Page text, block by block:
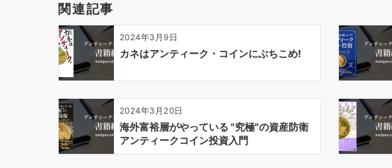
シ
ョ
ン
関連記事
2024年3月9日
カネはアンティーク・コインにぶちこめ!
2024年3月20日
海外富裕層がやっている "究極"の資産防衛
アンティークコイン投資入門